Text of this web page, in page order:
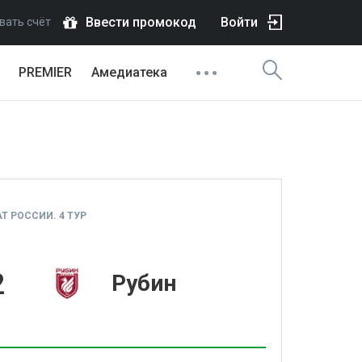
счёт Ввести промокод Войти
PREMIER Амедиатека
РОССИИ. 4 ТУР
Рубин